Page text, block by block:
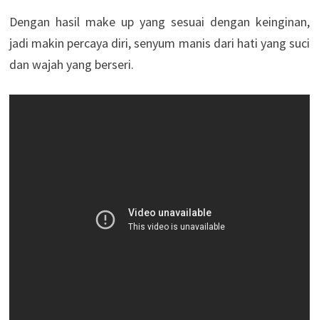
Dengan hasil make up yang sesuai dengan keinginan,
jadi makin percaya diri, senyum manis dari hati yang suci
dan wajah yang berseri.